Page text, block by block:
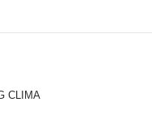
DG CLIMA